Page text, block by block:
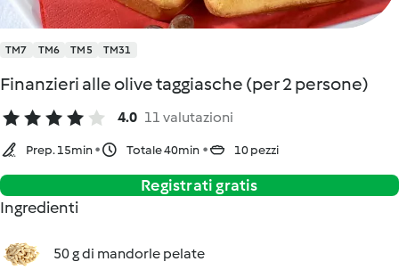
TM7 TM6 TM5 TM31
Finanzieri alle olive taggiasche (per 2 persone)
4.0 11 valutazioni
Prep. 15min Totale 40min 10 pezzi
Registrati gratis
Ingredienti
50 g di mandorle pelate